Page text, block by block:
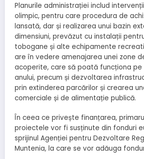
Planurile administrației includ
olimpic, pentru care procedura de
lansată, dar și realizarea unui bazin
dimensiuni, prevăzut cu instalații
tobogane și alte echipamente
are în vedere amenajarea unei zone
acoperite, care să poată funcționa pe
anului, precum și dezvoltarea
prin extinderea parcărilor și crearea
comerciale și de alimentație publică.
În ceea ce privește finanțarea,
proiectele vor fi susținute din fonduri
sprijinul Agenției pentru Dezvoltare
Muntenia, la care se vor adăuga